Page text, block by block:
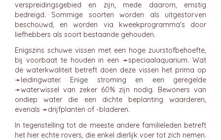
verspreidingsgebied en zijn, mede daarom, ernstig
bedreigd. Sommige soorten worden als uitgestorven
beschouwd, en worden via kweekprogramma's door
liefhebbers als soort bestaande gehouden.
Enigszins schuwe vissen met een hoge zuurstofbehoefte,
bij voorbaat te houden in een ➛speciaalaquarium. Wat
de waterkwaliteit betreft doen deze vissen het prima op
➛leidingwater. Enige stroming en een geregelde
➛waterwissel van zeker 60% zijn nodig. Bewoners van
ondiep water die een dichte beplanting waarderen,
evenals ➛drijfplanten of -bladeren.
In tegenstelling tot de meeste andere familieleden betreft
het hier echte rovers, die enkel dierlijk voer tot zich nemen.